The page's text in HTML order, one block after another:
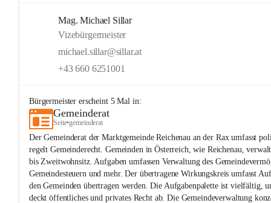
Mag. Michael Sillar
Vizebürgermeister
michael.sillar@sillar.at
+43 660 6251001
Bürgermeister erscheint 5Mal in:
Gemeinderat
Seite•gemeinderat
Der Gemeinderat der Marktgemeinde Reichenau an der Rax umfasst
regelt Gemeinderecht. Gemeinden in Österreich, wie Reichenau,
bis Zweitwohnsitz. Aufgaben umfassen Verwaltung des
Gemeindesteuern und mehr. Der übertragene Wirkungskreis umfasst
den Gemeinden übertragen werden. Die Aufgabenpalette ist vielfältig,
deckt öffentliches und privates Recht ab. Die Gemeindeverwaltung